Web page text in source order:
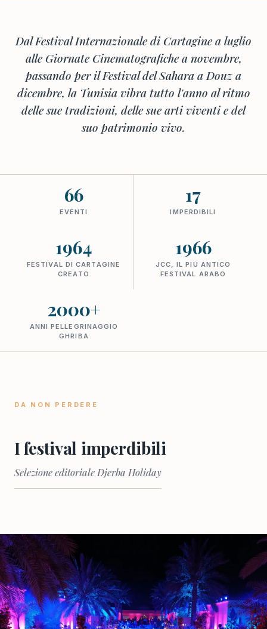
Dal Festival Internazionale di Cartagine a luglio
alle Giornate Cinematografiche a novembre,
passando per il Festival del Sahara a Douz a
dicembre, la Tunisia vibra tutto l'anno al ritmo
delle sue tradizioni, delle sue arti viventi e del
suo patrimonio vivo.
66
EVENTI
17
IMPERDIBILI
1964
FESTIVAL DI CARTAGINE
CREATO
1966
JCC, IL PIÙ ANTICO
FESTIVAL ARABO
2000+
ANNI PELLEGRINAGGIO
GHRIBA
DA NON PERDERE
I festival imperdibili
Selezione editoriale Djerba Holiday